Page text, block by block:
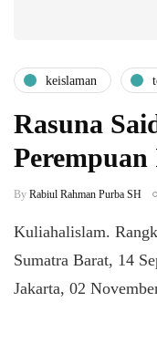
keislaman
Rasuna
Perempuan
By Rabiul Rahman Purba SH
Kuliahalislam.
Sumatra Barat, 14
Jakarta, 02